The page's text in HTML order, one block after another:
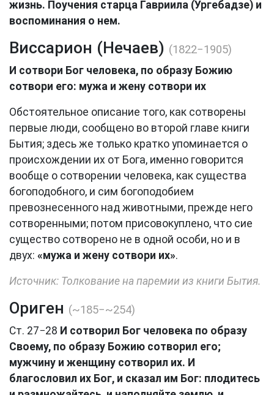
жизнь. Поучения старца Гавриила (Ургебадзе) и
воспоминания о нем.
Виссарион (Нечаев) (1822−1905)
И сотвори Бог человека, по образу Божию
сотвори его: мужа и жену сотвори их
Обстоятельное описание того, как сотворены
первые люди, сообщено во второй главе книги
Бытия; здесь же только кратко упоминается о
происхождении их от Бога, именно говорится
вообще о сотворении человека, как существа
богоподобного, и сим богоподобием
превознесенного над животными, прежде него
сотворенными; потом присовокуплено, что сие
существо сотворено не в одной особи, но и в
двух: «мужа и жену сотвори их».
Источник: Толкование на паремии из книги Бытия.
Ориген (~185−~254)
Ст. 27−28 И сотворил Бог человека по образу
Своему, по образу Божию сотворил его;
мужчину и женщину сотворил их. И
благословил их Бог, и сказал им Бог: плодитесь